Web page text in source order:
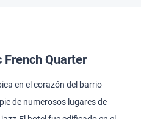
Quarter
en el corazón del barrio
de numerosos lugares de